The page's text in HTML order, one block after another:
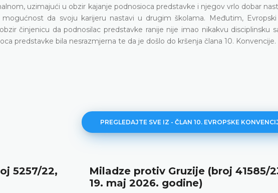
uzimajući u obzir kajanje podnosioca predstavke i njegov vrlo dobar
da svoju karijeru nastavi u drugim školama. Međutim,
činjenicu da podnosilac predstavke ranije nije imao nikakvu disciplinsku
predstavke bila nesrazmjerna te da je došlo do kršenja člana 10. Konvencije.
PREGLEDAJTE SVE IZ - ČLAN 10. EVROPSKE
22,
Miladze protiv Gruzije (broj 41585/23,
19. maj 2026. godine)